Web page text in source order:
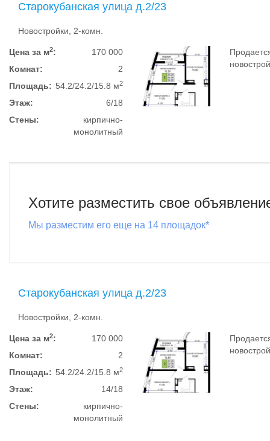
Старокубанская улица д.2/23
Новостройки, 2-комн.
Цена за м2:
170 000
Комнат:
2
Площадь: 54.2/24.2/15.8 м2
Этаж:
6/18
Стены:
кирпично-
монолитный
Хотите разместить свое
Мы разместим его еще на 14 площадок*
Старокубанская улица д.2/23
Новостройки, 2-комн.
Цена за м2:
170 000
Комнат:
2
Площадь: 54.2/24.2/15.8 м2
Этаж:
14/18
Стены:
кирпично-
монолитный